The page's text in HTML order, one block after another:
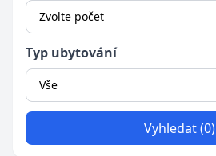
Zvolte počet
Typ ubytování
Vše
Vyhledat (0)